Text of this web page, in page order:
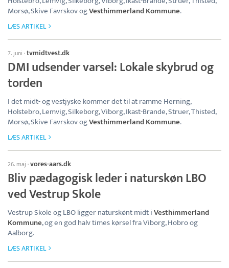
Morsø, Skive Favrskov ogVesthimmerland Kommune.
LÆS ARTIKEL
7. juni ·tvmidtvest.dk
DMI udsender varsel: Lokale skybrud og
torden
I det midt- og vestjyske kommer det til at ramme Herning,
Holstebro, Lemvig, Silkeborg, Viborg, Ikast-Brande, Struer, Thisted,
Morsø, Skive Favrskov ogVesthimmerland Kommune.
LÆS ARTIKEL
26. maj ·vores-aars.dk
Bliv pædagogisk leder i naturskøn LBO
ved Vestrup Skole
Vestrup Skole og LBO ligger naturskønt midt iVesthimmerland
Kommune, og en god halv times kørsel fra Viborg, Hobro og
Aalborg.
LÆS ARTIKEL